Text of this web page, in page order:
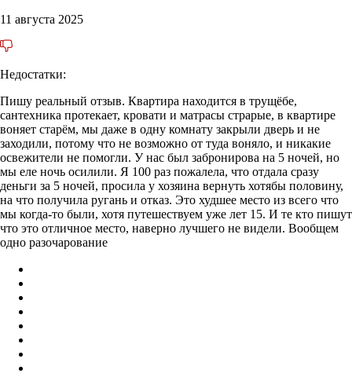
11 августа 2025
Недостатки:
Пишу реальный отзыв. Квартира находится в трущёбе,
сантехника протекает, кровати и матрасы страрые, в квартире
воняет старём, мы даже в одну комнату закрыли дверь и не
заходили, потому что не возможно от туда воняло, и никакие
освежители не помогли. У нас был забронирова на 5 ночей, но
мы еле ночь осилили. Я 100 раз пожалела, что отдала сразу
деньги за 5 ночей, просила у хозяина вернуть хотябы половину,
на что получила ругань и отказ. Это худшее место из всего что
мы когда-то были, хотя путешествуем уже лет 15. И те кто пишут
что это отличное место, наверно лучшего не видели. Вообщем
одно разочарование